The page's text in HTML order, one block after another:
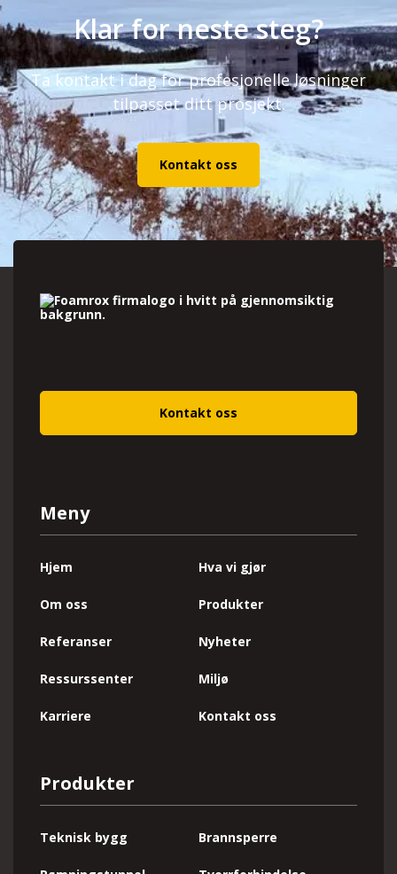
Klar for neste steg?
Ta kontakt i dag for profesjonelle løsninger
tilpasset ditt prosjekt.
Kontakt oss
Kontakt oss
Meny
Hjem Hva vi gjør
Om oss Produkter
Referanser Nyheter
Ressurssenter Miljø
Karriere Kontakt oss
Produkter
Teknisk bygg Brannsperre